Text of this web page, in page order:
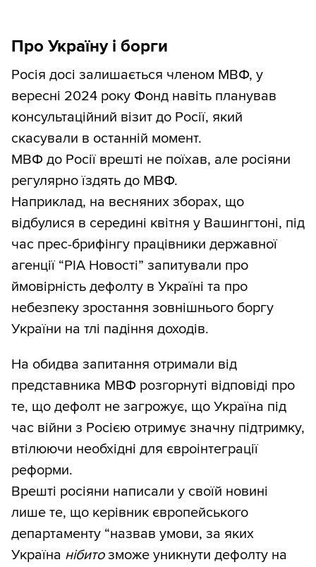
Про Україну і борги
Росія досі залишається членом МВФ, у
вересні 2024 року Фонд навіть планував
консультаційний візит до Росії, який
скасували в останній момент.
МВФ до Росії врешті не поїхав, але росіяни
регулярно їздять до МВФ.
Наприклад, на весняних зборах, що
відбулися в середині квітня у Вашингтоні, під
час прес-брифінгу працівники державної
агенції “РІА Новості” запитували про
ймовірність дефолту в Україні та про
небезпеку зростання зовнішнього боргу
України на тлі падіння доходів.
На обидва запитання отримали від
представника МВФ розгорнуті відповіді про
те, що дефолт не загрожує, що Україна під
час війни з Росією отримує значну підтримку,
втілюючи необхідні для євроінтеграції
реформи.
Врешті росіяни написали у своїй новині
лише те, що керівник європейського
департаменту “назвав умови, за яких
Україна нібитозможе уникнути дефолту на